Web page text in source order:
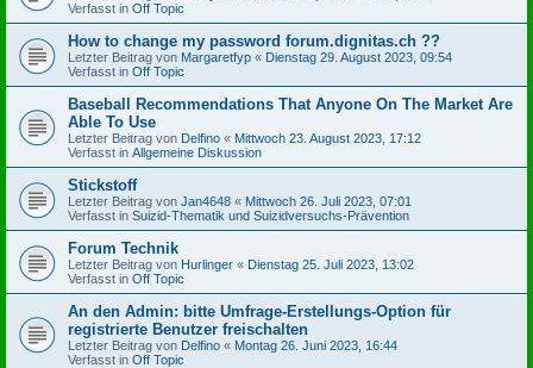
Verfasst in Off Topic
How to change my password forum.dignitas.ch ??
Letzter Beitrag von Margaretfyp « Dienstag 29. August 2023, 09:54
Verfasst in Off Topic
Baseball Recommendations That Anyone On The Market Are
Able To Use
Letzter Beitrag von Delfino « Mittwoch 23. August 2023, 17:12
Verfasst in Allgemeine Diskussion
Stickstoff
Letzter Beitrag von Jan4648 « Mittwoch 26. Juli 2023, 07:01
Verfasst in Suizid-Thematik und Suizidversuchs-Prävention
Forum Technik
Letzter Beitrag von Hurlinger « Dienstag 25. Juli 2023, 13:02
Verfasst in Off Topic
An den Admin: bitte Umfrage-Erstellungs-Option für
registrierte Benutzer freischalten
Letzter Beitrag von Delfino « Montag 26. Juni 2023, 16:44
Verfasst in Off Topic